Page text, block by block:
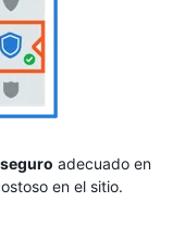
seguro adecuado en
en el sitio.